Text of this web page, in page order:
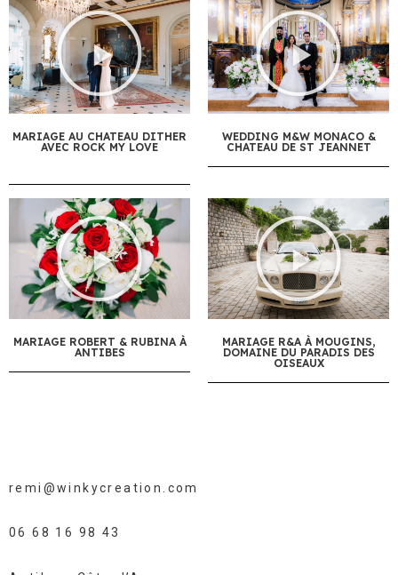
MARIAGE AU CHATEAU DITHER
AVEC ROCK MY LOVE
MARIAGE ROBERT & RUBINA À
ANTIBES
WEDDING M&W MONACO &
CHATEAU DE ST JEANNET
MARIAGE R&A À MOUGINS,
DOMAINE DU PARADIS DES
OISEAUX
remi@winkycreation.com
06 68 16 98 43